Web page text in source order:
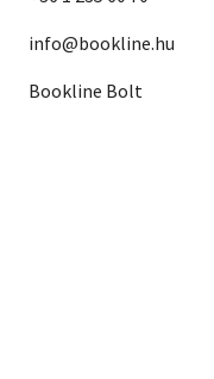
info@bookline.hu
Bookline Bolt